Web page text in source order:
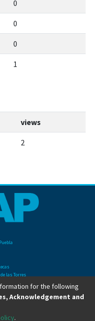
0
0
0
1
views
2
las Torres
Manuel
2901
for the following
Acknowledgement and
.